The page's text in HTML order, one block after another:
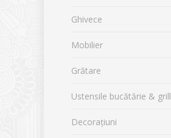
Ghivece
Mobilier
Grătare
Ustensile bucătărie & grill
Decorațiuni